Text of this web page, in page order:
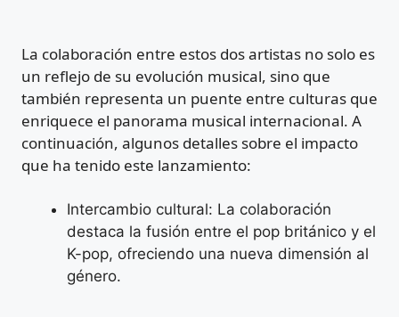
La colaboración entre estos dos artistas no solo es
un reflejo de su evolución musical, sino que
también representa un puente entre culturas que
enriquece el panorama musical internacional. A
continuación, algunos detalles sobre el impacto
que ha tenido este lanzamiento:
Intercambio cultural: La colaboración
destaca la fusión entre el pop británico y el
K-pop, ofreciendo una nueva dimensión al
género.